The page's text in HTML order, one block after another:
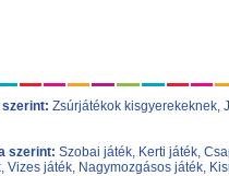
Zsúrjátékok kisgyerekeknek,
szerint: Szobai játék, Kerti játék,
, Vizes játék, Nagymozgásos játék,